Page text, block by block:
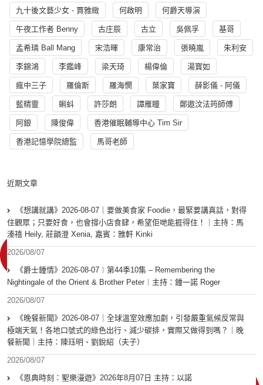
九十後文藝少女 - 賈雅緻 何啟明 何爵天導演
午夜工作者 Benny 古庄辰 古立 吳佩孚 基哥
孟希璘 Ball Mang 宋浩暉 康常治 張曉嵐 朱利安
李錦鴻 李鑑峰 梁天琦 楊偉倫 湯寳如
瘋中三子 羅倫斯 羅海憫 葉家寶 薛影儀 - 阿儀
藍精靈 蝌蚪 許莎朗 譚雁瞳 鄭遨汶法筠師傅
阿銀 陳俊偉 香港催眠輔導中心 Tim Sir
香港記憶學院總監 馬哥老師
近期文章
《想講就講》2026-08-07｜要做美食家 Foodie，最緊要講真話，對得
住觀眾；只要好食，也會撐小店食肆，希望佢哋能捱得住！｜主持：馬
溱禧 Heily, 莊韻澄 Xenia, 嘉賓：雅軒 Kinki
2026/08/07
《爵士鍾情》2026-08-07︱第44季10集 – Remembering the
Nightingale of the Orient & Brother Peter︱主持：鍾一諾 Roger
2026/08/07
《晚餐新聞》2026-08-07｜全球溫室效應加劇，引發嚴重氣候反常與
極端天氣！各地口號式的綠色出行、減少碳排，實際又做得到嗎？｜晚
餐新聞｜主持：陳珏明、劉銳紹（夫子）
2026/08/07
《恩典時刻：聖樂漫遊》2026年8月07日 主持：以諾